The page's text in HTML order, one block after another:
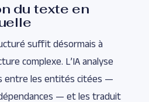
du texte en
suffit désormais à
complexe. L’IA analyse
entre les entités citées —
— et les traduit